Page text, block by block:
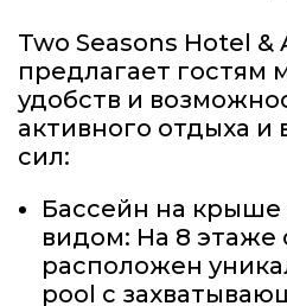
Two Seasons Hotel
предлагает гостям
удобств и
активного отдыха и
сил:
Бассейн на
видом: На 8 этаже
расположен
pool с